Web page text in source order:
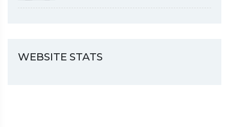
WEBSITE STATS